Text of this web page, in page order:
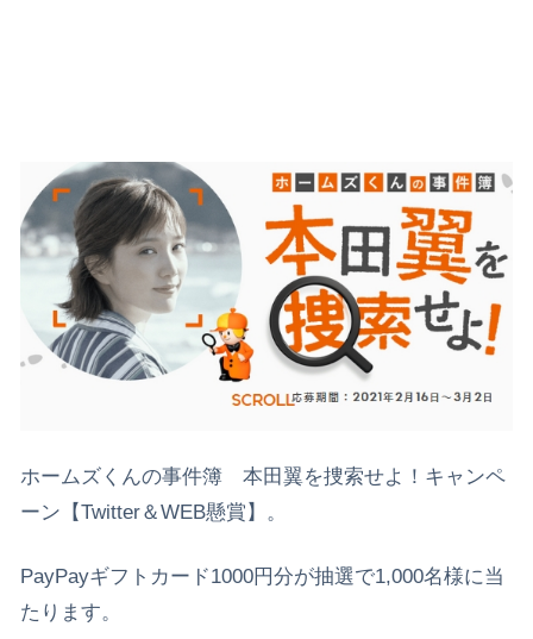
ホームズくんの事件簿 本田翼を捜索せよ！キャンペ
ーン【Twitter＆WEB懸賞】。
PayPayギフトカード1000円分が抽選で1,000名様に当
たります。